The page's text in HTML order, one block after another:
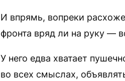
И впрямь, вопреки
фронта вряд ли на руку —
У него едва хватает
во всех смыслах,